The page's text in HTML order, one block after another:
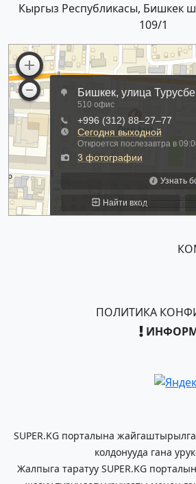
Кыргыз Республикасы, Бишкек
109/1
ПОЛИТИКА
SUPER.KG порталына
колдонууда гана
Жалпыга таратуу SUPER.KG